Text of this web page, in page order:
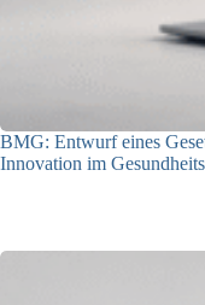
BMG: Entwurf eines
Innovation im